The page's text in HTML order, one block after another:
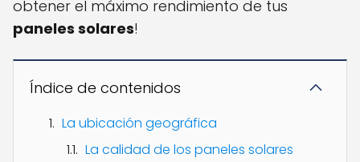
obtener el máximo rendimiento de tus
paneles solares!
Índice de contenidos
La ubicación geográfica
La calidad de los paneles solares